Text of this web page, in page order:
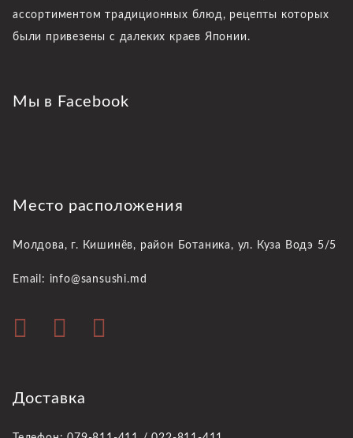
ассортиментом традиционных блюд, рецепты которых
были привезены с далеких краев Японии.
Мы в Facebook
Место расположения
Молдова, г. Кишинёв, район Ботаника, ул. Куза Водэ 5/5
Email: info@sansushi.md
Доставка